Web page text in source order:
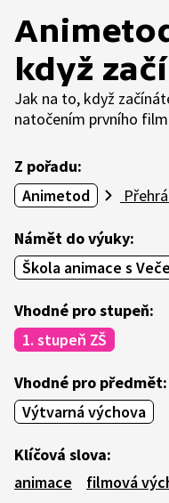
když
Jak na to, když
natočením prvního
Z pořadu:
Animetod
Námět do výuky:
Škola animace s
Vhodné pro stupeň:
1. stupeň ZŠ
Vhodné pro předmět:
Výtvarná výchova
Klíčová slova:
animace
filmová